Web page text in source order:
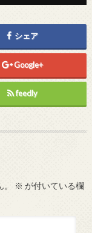
シェア
Google+
feedly
※ が付いている欄